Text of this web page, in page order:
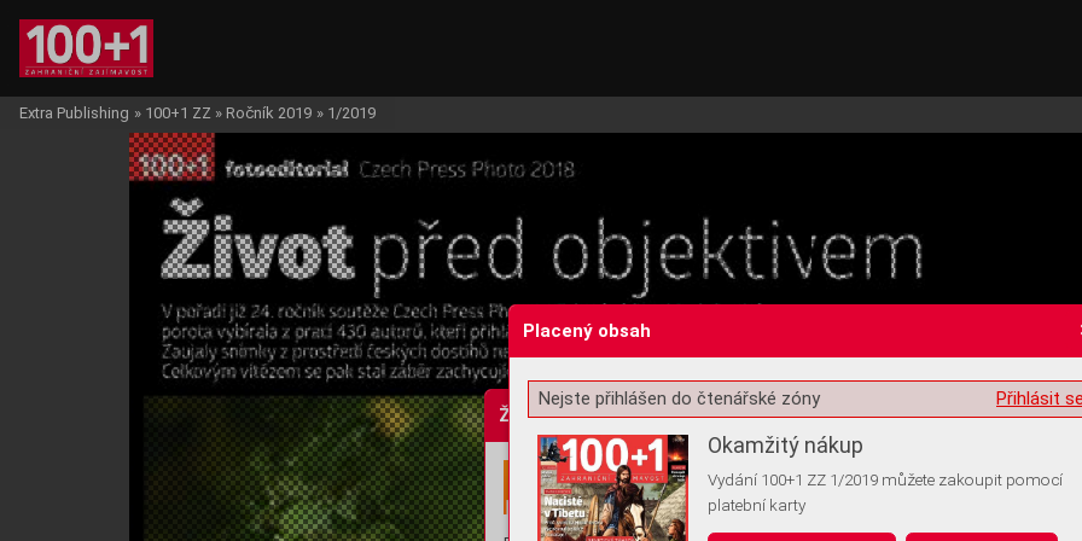
Žádost o souhlas s ukládáním volitelných informací
Extra Publishing » 100+1 ZZ » Ročník 2019 » 1/2019
Placený obsah
Přihlásit
Nejste přihlášen do čtenářské zóny
Okamžitý nákup
Vydání 100+1 ZZ 1/2019 můžete zakoupit pomocí
platební karty